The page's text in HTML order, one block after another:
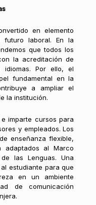
en elemento
futuro laboral. En la
que todos los
la acreditación de
idiomas. Por ello, el
fundamental en la
a ampliar el
la institución.
imparte cursos para
y empleados. Los
enseñanza flexible,
adaptados al Marco
las Lenguas. Una
estudiante para que
en un ambiente
de comunicación